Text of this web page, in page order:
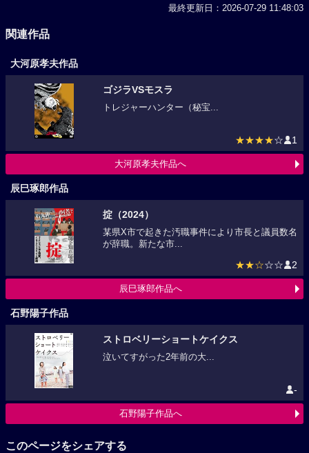
最終更新日：2026-07-29 11:48:03
関連作品
大河原孝夫作品
ゴジラVSモスラ
トレジャーハンター（秘宝...
★★★★☆ 1
大河原孝夫作品へ
辰巳琢郎作品
掟（2024）
某県X市で起きた汚職事件により市長と議員数名
が辞職。新たな市...
★★☆☆☆ 2
辰巳琢郎作品へ
石野陽子作品
ストロベリーショートケイクス
泣いてすがった2年前の大...
-
石野陽子作品へ
このページをシェアする